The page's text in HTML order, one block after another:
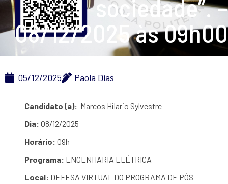
sociedade”. –
08/12/2025 às 09h00
05/12/2025 Paola Dias
Candidato (a): Marcos Hilario Sylvestre
Dia: 08/12/2025
Horário: 09h
Programa: ENGENHARIA ELÉTRICA
Local: DEFESA VIRTUAL DO PROGRAMA DE PÓS-